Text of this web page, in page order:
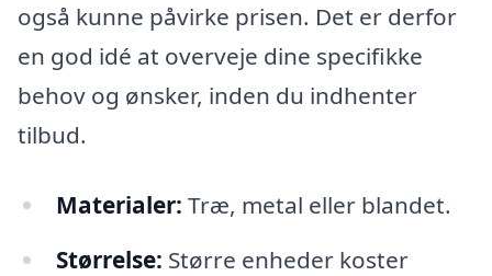
også kunne påvirke prisen. Det er derfor
en god idé at overveje dine specifikke
behov og ønsker, inden du indhenter
tilbud.
Materialer: Træ, metal eller blandet.
Størrelse: Større enheder koster